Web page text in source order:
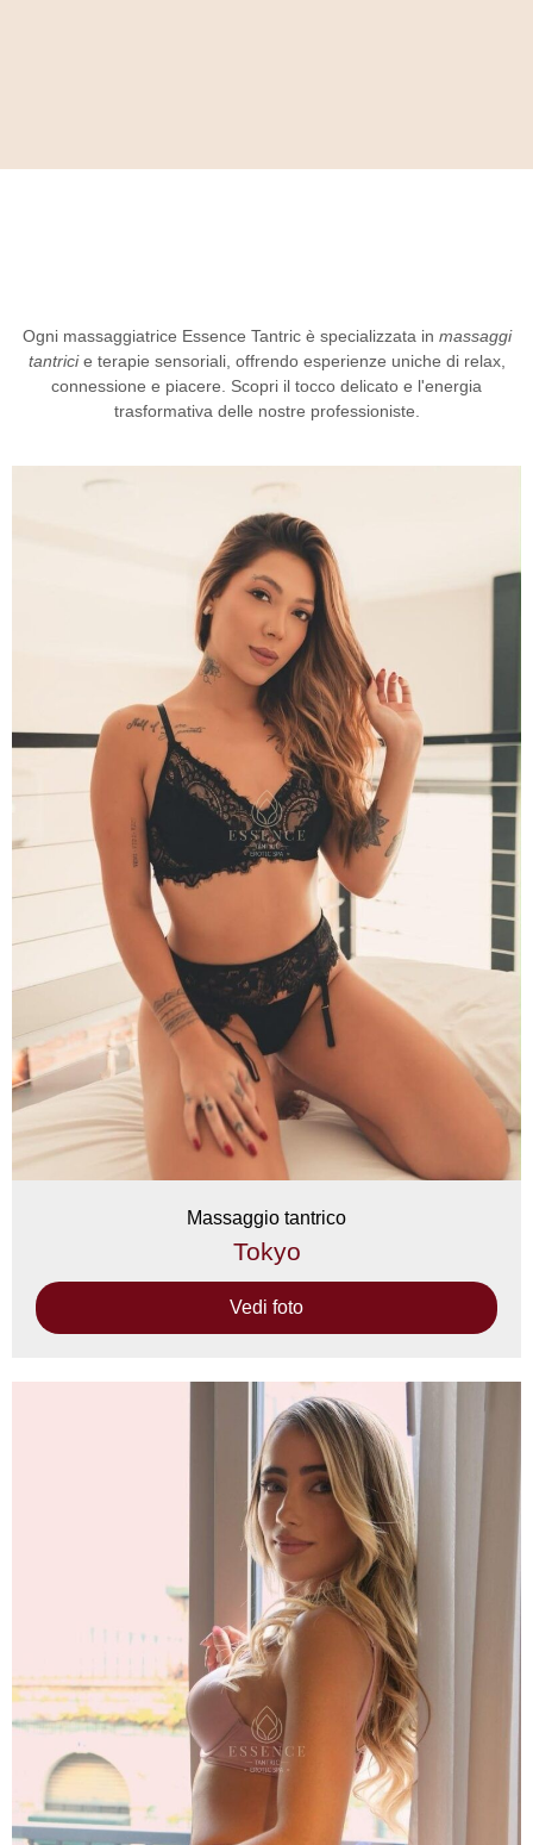
Ogni massaggiatrice Essence Tantricè specializzata in massaggi
tantricie terapie sensoriali, offrendo esperienze uniche di relax,
connessione e piacere. Scopri il tocco delicato e l'energia
trasformativa delle nostre professioniste.
Massaggio tantrico
Tokyo
Vedi foto